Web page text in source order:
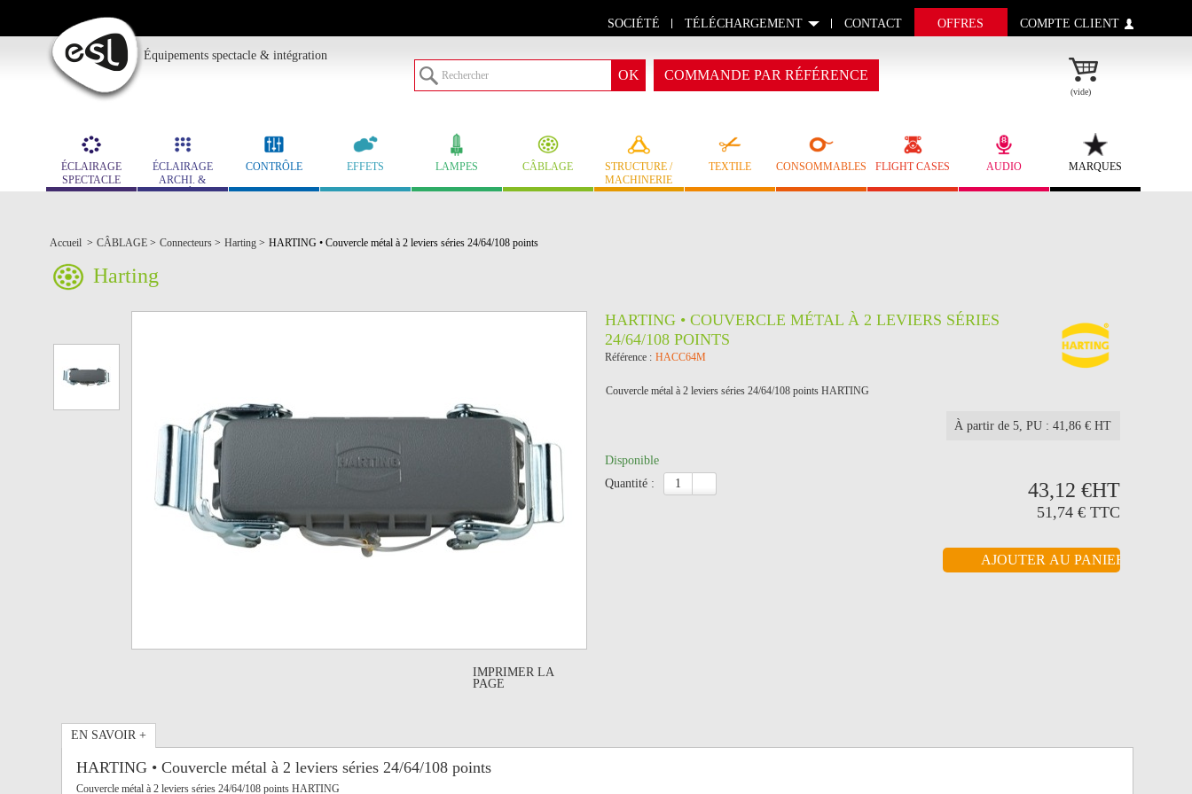
SOCIÉTÉ TÉLÉCHARGEMENT CONTACT OFFRES COMPTE CLIENT
Équipements spectacle & intégration
(vide)
COMMANDE PAR RÉFÉRENCE
ÉCLAIRAGE
SPECTACLE
ÉCLAIRAGE
ARCHI. &
MUSÉO.
CONTRÔLE EFFETS LAMPES CÂBLAGE
STRUCTURE /
MACHINERIE
TEXTILE CONSOMMABLES FLIGHT CASES AUDIO MARQUES
Accueil > CÂBLAGE > Connecteurs > Harting > HARTING • Couvercle métal à 2 leviers séries 24/64/108 points
Harting
IMPRIMER LA
PAGE
HARTING • COUVERCLE MÉTAL À 2 LEVIERS SÉRIES
24/64/108 POINTS
Référence : HACC64M
Couvercle métal à 2 leviers séries 24/64/108 points HARTING
À partir de 5, PU : 41,86 € HT
Disponible
quantité :
43,12 €HT
51,74 € TTC
EN SAVOIR +
HARTING • Couvercle métal à 2 leviers séries 24/64/108 points
Couvercle métal à 2 leviers séries 24/64/108 points HARTING